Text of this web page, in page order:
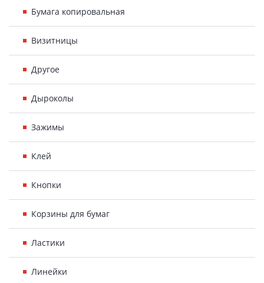
Бумага копировальная
Визитницы
Другое
Дыроколы
Зажимы
Клей
Кнопки
Корзины для бумаг
Ластики
Линейки